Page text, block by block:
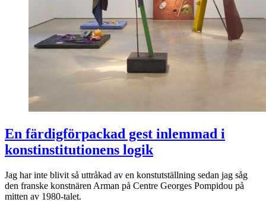
En färdigförpackad gest inlemmad i
konstinstitutionens logik
Jag har inte blivit så uttråkad av en konstutställning sedan jag såg
den franske konstnären Arman på Centre Georges Pompidou på
mitten av 1980-talet.